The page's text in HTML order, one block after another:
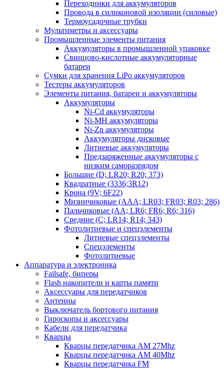
Переходники для аккумуляторов
Провода в силиконовой изоляции (силовые)
Термоусадочные трубки
Мультиметры и аксессуары
Промышленные элементы питания
Аккумуляторы в промышленной упаковке
Свинцово-кислотные аккумуляторные
батареи
Сумки для хранения LiPo аккумуляторов
Тестеры аккумуляторов
Элементы питания, батареи и аккумуляторы
Аккумуляторы
Ni-Cd аккумуляторы
Ni-MH аккумуляторы
Ni-Zn аккумуляторы
Аккумуляторы дисковые
Литиевые аккумуляторы
Предзаряженные аккумуляторы с
низким саморазрядом
Большие (D; LR20; R20; 373)
Квадратные (3336;3R12)
Крона (9V; 6F22)
Мизинчиковые (AAA; LR03; FR03; R03; 286)
Пальчиковые (AA; LR6; FR6; R6; 316)
Средние (C; LR14; R14; 343)
Фотолитиевые и спецэлементы
Литиевые спецэлементы
Спецэлементы
Фотолитиевые
Аппаратура и электроника
Failsafe, биперы
Flash накопители и карты памяти
Аксессуары для передатчиков
Антенны
Выключатель бортового питания
Гироскопы и аксессуары
Кабели для передатчика
Кварцы
Кварцы передатчика AM 27Mhz
Кварцы передатчика AM 40Mhz
Кварцы передатчика FM